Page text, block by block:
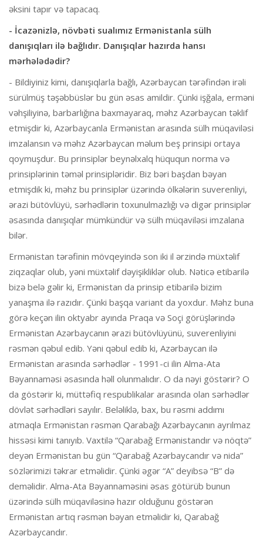
əksini tapır və tapacaq.
- İcazənizlə, növbəti sualımız Ermənistanla sülh
danışıqları ilə bağlıdır. Danışıqlar hazırda hansı
mərhələdədir?
- Bildiyiniz kimi, danışıqlarla bağlı, Azərbaycan tərəfindən irəli
sürülmüş təşəbbüslər bu gün əsas amildir. Çünki işğala, erməni
vəhşiliyinə, barbarlığına baxmayaraq, məhz Azərbaycan təklif
etmişdir ki, Azərbaycanla Ermənistan arasında sülh müqaviləsi
imzalansın və məhz Azərbaycan məlum beş prinsipi ortaya
qoymuşdur. Bu prinsiplər beynəlxalq hüququn norma və
prinsiplərinin təməl prinsipləridir. Biz bəri başdan bəyan
etmişdik ki, məhz bu prinsiplər üzərində ölkələrin suverenliyi,
ərazi bütövlüyü, sərhədlərin toxunulmazlığı və digər prinsiplər
əsasında danışıqlar mümkündür və sülh müqaviləsi imzalana
bilər.
Ermənistan tərəfinin mövqeyində son iki il ərzində müxtəlif
ziqzaqlar olub, yəni müxtəlif dəyişikliklər olub. Nəticə etibarilə
bizə belə gəlir ki, Ermənistan da prinsip etibarilə bizim
yanaşma ilə razıdır. Çünki başqa variant da yoxdur. Məhz buna
görə keçən ilin oktyabr ayında Praqa və Soçi görüşlərində
Ermənistan Azərbaycanın ərazi bütövlüyünü, suverenliyini
rəsmən qəbul edib. Yəni qəbul edib ki, Azərbaycan ilə
Ermənistan arasında sərhədlər - 1991-ci ilin Alma-Ata
Bəyannaməsi əsasında həll olunmalıdır. O da nəyi göstərir? O
da göstərir ki, müttəfiq respublikalar arasında olan sərhədlər
dövlət sərhədləri sayılır. Beləliklə, bax, bu rəsmi addımı
atmaqla Ermənistan rəsmən Qarabağı Azərbaycanın ayrılmaz
hissəsi kimi tanıyıb. Vaxtilə “Qarabağ Ermənistandır və nöqtə”
deyən Ermənistan bu gün “Qarabağ Azərbaycandır və nida”
sözlərimizi təkrar etməlidir. Çünki əgər “A” deyibsə “B” də
deməlidir. Alma-Ata Bəyannaməsini əsas götürüb bunun
üzərində sülh müqaviləsinə hazır olduğunu göstərən
Ermənistan artıq rəsmən bəyan etməlidir ki, Qarabağ
Azərbaycandır.